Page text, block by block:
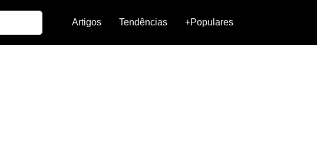
Artigos Tendências +Populares